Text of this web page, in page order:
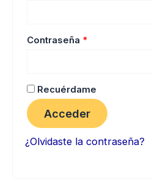
Contraseña *
Recuérdame
Acceder
¿Olvidaste la contraseña?